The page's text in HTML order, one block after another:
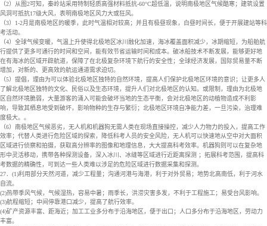
（2）从图2可知，秦岭站采用特制轻质高强材料抵抗-60°C超低温，说明南极地区气候酷寒；建筑设置
风洞可抵抗17级大风，表明南极地区风力大或狂风。
（3）1-2月是南极地区的暖季，此时气温相对较高；并且有极昼现象，白昼时间长，便于开展建站等科
考活动。
（4）全球气候变暖，气温上升使得北极地区冰川融化加速，海冰覆盖面积减少，冰期缩短，为船舶航
行提供了更多可通行的时间和空间，能有效节省运输时间和成本。破冰船技术不断发展，能够更好地
在有海冰的区域开辟航道，保障了在北极复杂环境下航行的安全性；全球经济发展，国际贸易量不断
增加，对新的、更高效的航运通道需求迫切。
（5）提倡，理由为可以体验北极地区独特的自然环境，提高人们保护北极地区环境的意识；让更多人
了解北极地区独特的文化、民俗以及生态环境，提升人们对北极地区的认知。或限制，理由为北极地
区自然环境脆弱，大量游客的涌入可能会破坏当地的生态平衡，会对北极地区的动植物造成不利影
响，导致其栖息地受到破坏，影响物种的生存与繁衍；北极地区环境自净能力差，一旦污染，治理难
度极大。。
（6）南极地区气候恶劣，无人机和机器狗无需人类在现场直接操控，减少人力物力的投入，提高工作
效率；代替人类进行危险区域的探索，降低科考人员的安全风险，无人机可以快速地从空中对大面积
区域进行侦察和拍摄，获取高分辨率的图像和地理信息，大大提高科考效率。机器狗则可以在复杂地
形中灵活移动，携带各种探测设备，深入冰川、冰缝等区域进行近距离探测 ；拓展科考范围，提高科
考数据的精确性，可到达一些人类难以涉足的危险区域进行数据采集和探测。
27．(1)利用部分天然河道，减少工程量；沟通河港与海港，利于对外贸易；地势北高南低，利于河水
自流。
(2)热带季风气候，气候湿热，容易中暑；雨季长，洪涝灾害多发，不利于工程施工；易受台风影响。
(3)航程缩短；中间停靠港口减少，提高了航行效率。
(4)矿产资源丰富、距海近；加工工业多分布于沿海地区，便于出口；人口多分布于沿海地区，劳动力
丰富。